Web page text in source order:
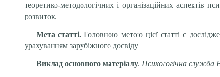
теоретико-методологічних і організаційних аспектів
розвиток.
Мета статті. Головною метою цієї статті є
урахуванням зарубіжного досвіду.
Виклад основного матеріалу. Психологічна служба